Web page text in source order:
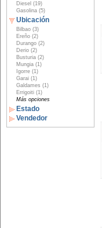
Diesel (19)
Gasolina (5)
Ubicación
Bilbao (3)
Ereño (2)
Durango (2)
Derio (2)
Busturia (2)
Mungia (1)
Igorre (1)
Garai (1)
Galdames (1)
Errigoiti (1)
Más opciones
Estado
Vendedor